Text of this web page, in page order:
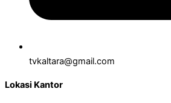
tvkaltara@gmail.com
Lokasi Kantor